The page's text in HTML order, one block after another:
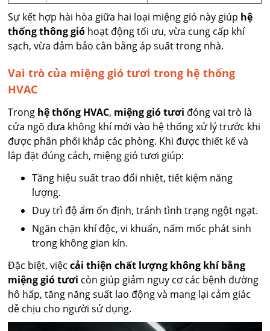
Sự kết hợp hài hòa giữa hai loại miệng gió này giúp hệ
thống thông gió hoạt động tối ưu, vừa cung cấp khí
sạch, vừa đảm bảo cân bằng áp suất trong nhà.
Vai trò của miệng gió tươi trong hệ thống
HVAC
Trong hệ thống HVAC, miệng gió tươi đóng vai trò là
cửa ngõ đưa không khí mới vào hệ thống xử lý trước khi
được phân phối khắp các phòng. Khi được thiết kế và
lắp đặt đúng cách, miệng gió tươi giúp:
Tăng hiệu suất trao đổi nhiệt, tiết kiệm năng
lượng.
Duy trì độ ẩm ổn định, tránh tình trạng ngột ngạt.
Ngăn chặn khí độc, vi khuẩn, nấm mốc phát sinh
trong không gian kín.
Đặc biệt, việccải thiện chất lượng không khí bằng
miệng gió tươi còn giúp giảm nguy cơ các bệnh đường
hô hấp, tăng năng suất lao động và mang lại cảm giác
dễ chịu cho người sử dụng.